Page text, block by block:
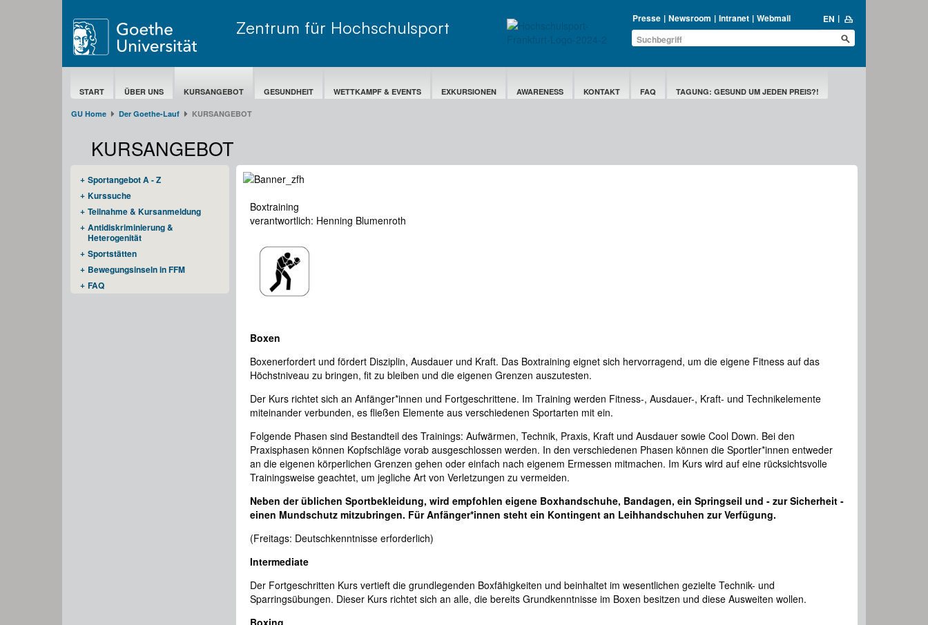
Zentrum für Hochschulsport Presse Newsroom Intranet Webmail EN
START ÜBER UNS KURSANGEBOT GESUNDHEIT WETTKAMPF & EVENTS EXKURSIONEN AWARENESS KONTAKT FAQ TAGUNG: GESUND UM JEDEN PREIS?!
GU Home Der Goethe-Lauf​ KURSANGEBOT
KURSANGEBOT
Sportangebot A - Z
Kurssuche
Teilnahme & Kursanmeldung
Antidiskriminierung &
Heterogenität
Sportstätten
Bewegungsinseln in FFM
FAQ
Boxtraining
verantwortlich: Henning Blumenroth
Boxen
Boxenerfordert und fördert Disziplin, Ausdauer und Kraft. Das Boxtraining eignet sich hervorragend, um die eigene Fitness auf das
Höchstniveau zu bringen, fit zu bleiben und die eigenen Grenzen auszutesten.
Der Kurs richtet sich an Anfänger*innen und Fortgeschrittene. Im Training werden Fitness-, Ausdauer-, Kraft- und Technikelemente
miteinander verbunden, es fließen Elemente aus verschiedenen Sportarten mit ein.
Folgende Phasen sind Bestandteil des Trainings: Aufwärmen, Technik, Praxis, Kraft und Ausdauer sowie Cool Down. Bei den
Praxisphasen können Kopfschläge vorab ausgeschlossen werden. In den verschiedenen Phasen können die Sportler*innen entweder
an die eigenen körperlichen Grenzen gehen oder einfach nach eigenem Ermessen mitmachen. Im Kurs wird auf eine rücksichtsvolle
Trainingsweise geachtet, um jegliche Art von Verletzungen zu vermeiden.
Neben der üblichen Sportbekleidung, wird empfohlen eigene Boxhandschuhe, Bandagen, ein Springseil und - zur Sicherheit -
einen Mundschutz mitzubringen. Für Anfänger*innen steht ein Kontingent an Leihhandschuhen zur Verfügung.
(Freitags: Deutschkenntnisse erforderlich)
Intermediate
Der Fortgeschritten Kurs vertieft die grundlegenden Boxfähigkeiten und beinhaltet im wesentlichen gezielte Technik- und
Sparringsübungen. Dieser Kurs richtet sich an alle, die bereits Grundkenntnisse im Boxen besitzen und diese Ausweiten wollen.